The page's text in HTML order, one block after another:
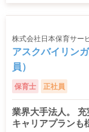
株式会社日本保育サー
アスクバイリン
員）
保育士 正社員
業界大手法人。 充
キャリアプランも